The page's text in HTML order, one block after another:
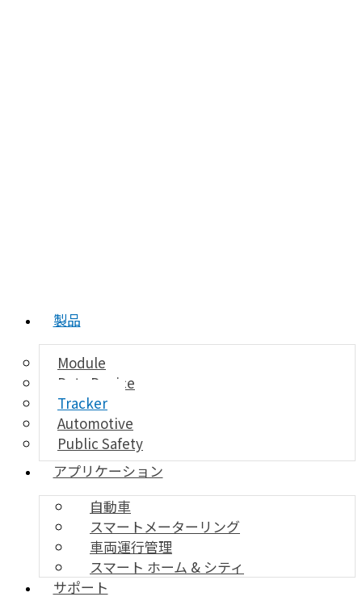
製品
Module
Data Device
Tracker
Automotive
Public Safety
アプリケーション
自動車
スマートメーターリング
車両運行管理
スマート ホーム & シティ
サポート